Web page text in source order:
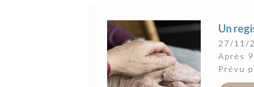
Un
27/11/
Après
Prévu